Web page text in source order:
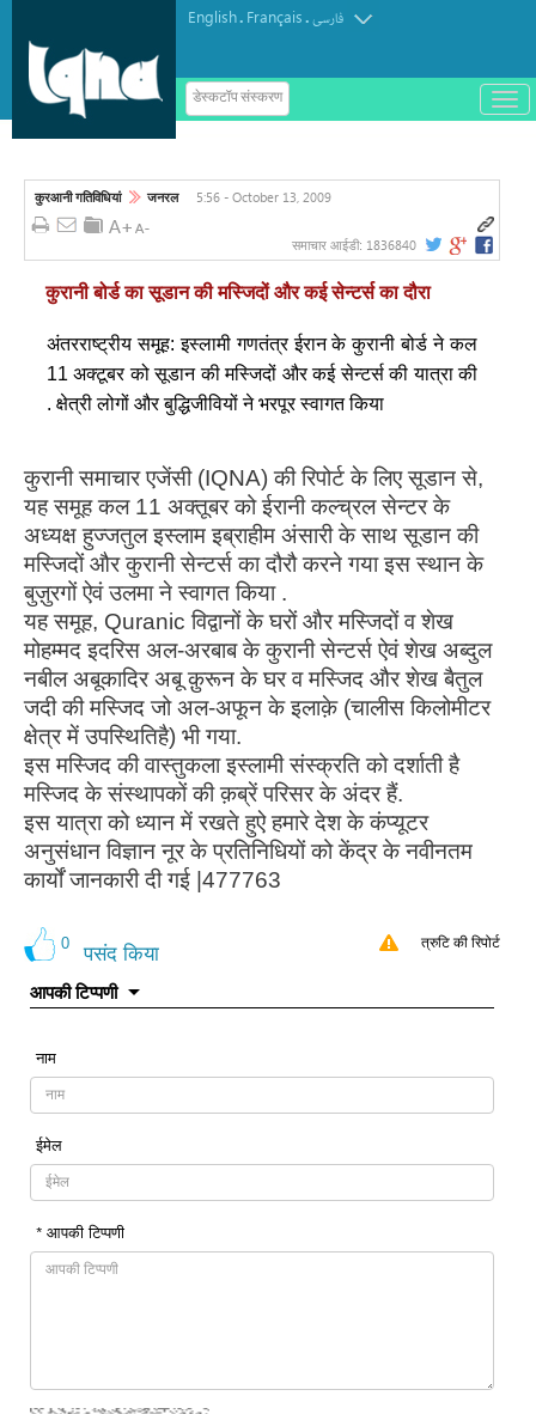
English. Français.فارسی
डेस्कटॉप संस्करण
ب
ا
कुरआनी गतिविधियां जनरल 5:56 - October 13, 2009
समाचार आईडी: 1836840
कुरानी बोर्ड का सूडान की मस्जिदों और कई सेन्टर्स का दौरा
अंतरराष्ट्रीय समूह: इस्लामी गणतंत्र ईरान के कुरानी बोर्ड ने कल
11 अक्टूबर को सूडान की मस्जिदों और कई सेन्टर्स की यात्रा की
. क्षेत्री लोगों और बुद्धिजीवियों ने भरपूर स्वागत किया
कुरानी समाचार एजेंसी (IQNA) की रिपोर्ट के लिए सूडान से,
यह समूह कल 11 अक्तूबर को ईरानी कल्च्रल सेन्टर के
अध्यक्ष हुज्जतुल इस्लाम इब्राहीम अंसारी के साथ सूडान की
मस्जिदों और कुरानी सेन्टर्स का दौरौ करने गया इस स्थान के
बुज़ुरगों ऐवं उलमा ने स्वागत किया .
यह समूह, Quranic विद्वानों के घरों और मस्जिदों व शेख
मोहम्मद इदरिस अल-अरबाब के कुरानी सेन्टर्स ऐवं शेख अब्दुल
नबील अबूकादिर अबू क़ुरून के घर व मस्जिद और शेख बैतुल
जदी की मस्जिद जो अल-अफून के इलाक़े (चालीस किलोमीटर
क्षेत्र में उपस्थितिहै) भी गया.
इस मस्जिद की वास्तुकला इस्लामी संस्क्रति को दर्शाती है
मस्जिद के संस्थापकों की क़ब्रें परिसर के अंदर हैं.
इस यात्रा को ध्यान में रखते हुऐ हमारे देश के कंप्यूटर
अनुसंधान विज्ञान नूर के प्रतिनिधियों को केंद्र के नवीनतम
कार्यों जानकारी दी गई |477763
0 पसंद किया त्रुटि की रिपोर्ट
आपकी टिप्पणी
नाम
ईमेल
* आपकी टिप्पणी